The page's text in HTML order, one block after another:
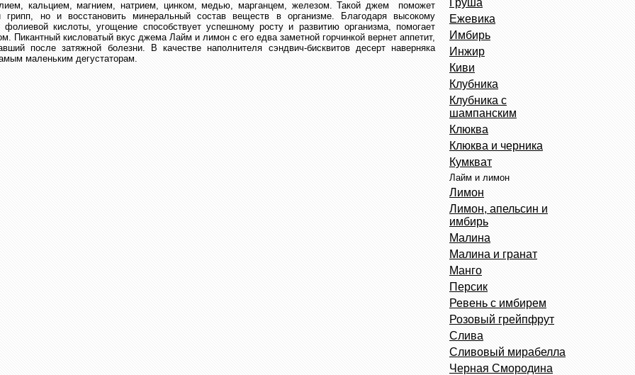
кальцием, магнием, натрием, цинком, медью, марганцем, железом. Такой джем поможет
грипп, но и восстановить минеральный состав веществ в организме. Благодаря высокому
кислоты, угощение способствует успешному росту и развитию организма, помогает
Пикантный кисловатый вкус джема Лайм и лимон с его едва заметной горчинкой вернет аппетит,
после затяжной болезни. В качестве наполнителя сэндвич-бисквитов десерт наверняка
маленьким дегустаторам.
Груша
Ежевика
Имбирь
Инжир
Киви
Клубника
Клубника с
шампанским
Клюква
Клюква и черника
Кумкват
Лайм и лимон
Лимон
Лимон, апельсин и
имбирь
Малина
Малина и гранат
Манго
Персик
Ревень с имбирем
Розовый грейпфрут
Слива
Сливовый мирабелла
Черная Смородина